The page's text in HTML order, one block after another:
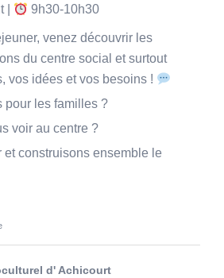
| 9h30-10h30
venez découvrir les
du centre social et surtout
vos idées et vos besoins !
pour les familles ?
voir au centre ?
et construisons ensemble le
d' Achicourt